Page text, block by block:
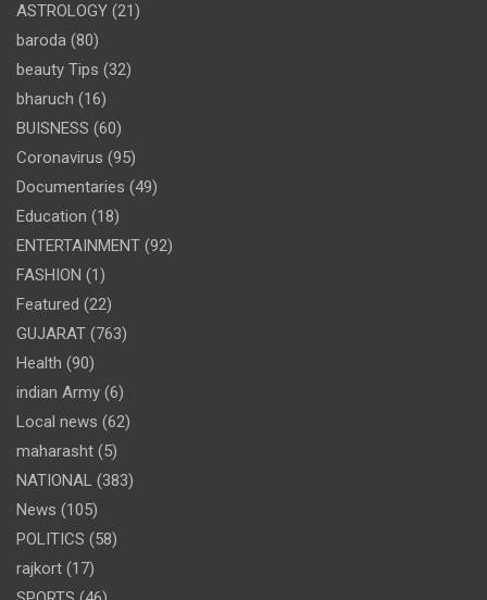
ASTROLOGY (21)
baroda (80)
beauty Tips (32)
bharuch (16)
BUISNESS (60)
Coronavirus (95)
Documentaries (49)
Education (18)
ENTERTAINMENT (92)
FASHION (1)
Featured (22)
GUJARAT (763)
Health (90)
indian Army (6)
Local news (62)
maharasht (5)
NATIONAL (383)
News (105)
POLITICS (58)
rajkort (17)